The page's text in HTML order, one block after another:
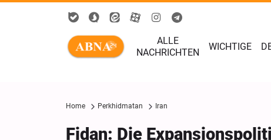
ALLE
NACHRICHTEN
WICHTIGE
Home Perkhidmatan Iran
Fidan: Die